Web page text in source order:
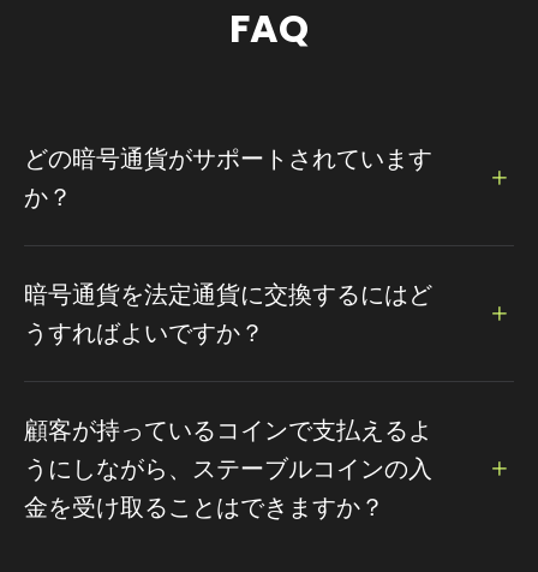
FAQ
どの暗号通貨がサポートされています
か？
ど、100種類以上のトレンドの暗号通貨が決済に対応してい
ます...
暗号通貨を法定通貨に交換するにはど
うすればよいですか？
貨への交換をサポートしています。
顧客が持っているコインで支払えるよ
うにしながら、ステーブルコインの入
金を受け取ることはできますか？